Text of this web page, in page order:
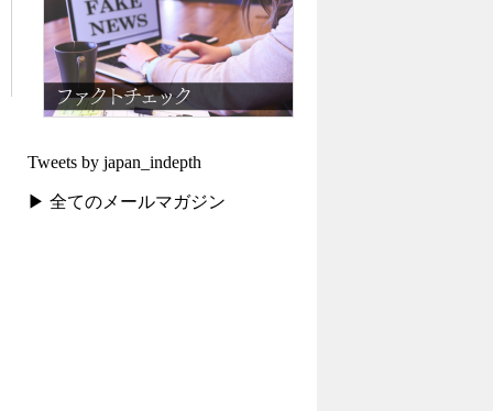
Tweets by japan_indepth
▶ 全てのメールマガジン